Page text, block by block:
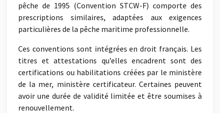
pêche de 1995 (Convention STCW-F) comporte des
prescriptions similaires, adaptées aux exigences
particulières de la pêche maritime professionnelle.
Ces conventions sont intégrées en droit français. Les
titres et attestations qu’elles encadrent sont des
certifications ou habilitations créées par le ministère
de la mer, ministère certificateur. Certaines peuvent
avoir une durée de validité limitée et être soumises à
renouvellement.